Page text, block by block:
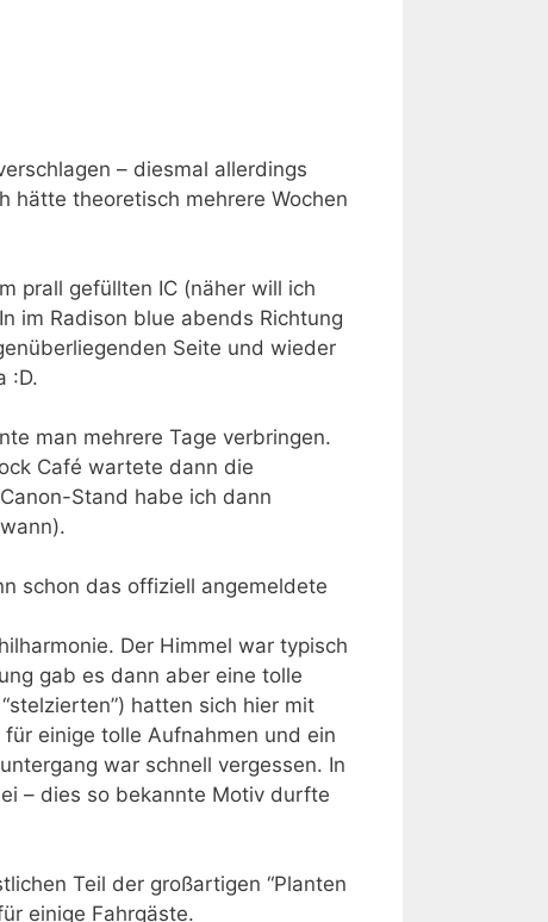
– diesmal allerdings
hätte theoretisch mehrere Wochen
prall gefüllten IC (näher will ich
im Radison blue abends Richtung
Seite und wieder
:D.
man mehrere Tage verbringen.
Café wartete dann die
Stand habe ich dann
schon das offiziell angemeldete
Der Himmel war typisch
gab es dann aber eine tolle
hatten sich hier mit
einige tolle Aufnahmen und ein
war schnell vergessen. In
– dies so bekannte Motiv durfte
Teil der großartigen “Planten
einige Fahrgäste.